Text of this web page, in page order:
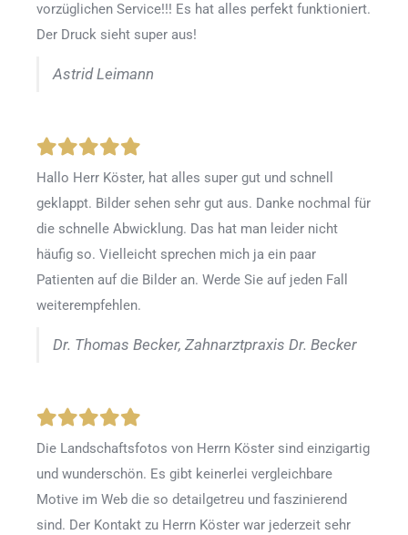
vorzüglichen Service!!! Es hat alles perfekt funktioniert.
Der Druck sieht super aus!
Astrid Leimann
Hallo Herr Köster, hat alles super gut und schnell
geklappt. Bilder sehen sehr gut aus. Danke nochmal für
die schnelle Abwicklung. Das hat man leider nicht
häufig so. Vielleicht sprechen mich ja ein paar
Patienten auf die Bilder an. Werde Sie auf jeden Fall
weiterempfehlen.
Dr. Thomas Becker, Zahnarztpraxis Dr. Becker
Die Landschaftsfotos von Herrn Köster sind einzigartig
und wunderschön. Es gibt keinerlei vergleichbare
Motive im Web die so detailgetreu und faszinierend
sind. Der Kontakt zu Herrn Köster war jederzeit sehr